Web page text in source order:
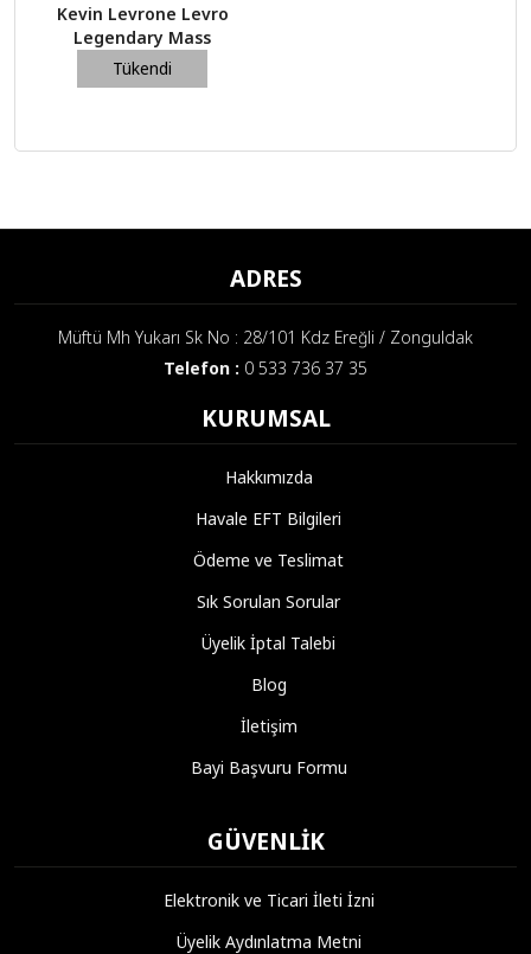
Kevin Levrone Levro
Legendary Mass
Çikolata 3000 Gr
2.800,00 TL
Tükendi
ADRES
Müftü Mh Yukarı Sk No : 28/101 Kdz Ereğli / Zonguldak
Telefon : 0 533 736 37 35
KURUMSAL
Hakkımızda
Havale EFT Bilgileri
Ödeme ve Teslimat
Sık Sorulan Sorular
Üyelik İptal Talebi
Blog
İletişim
Bayi Başvuru Formu
GÜVENLIK
Elektronik ve Ticari İleti İzni
Üyelik Aydınlatma Metni